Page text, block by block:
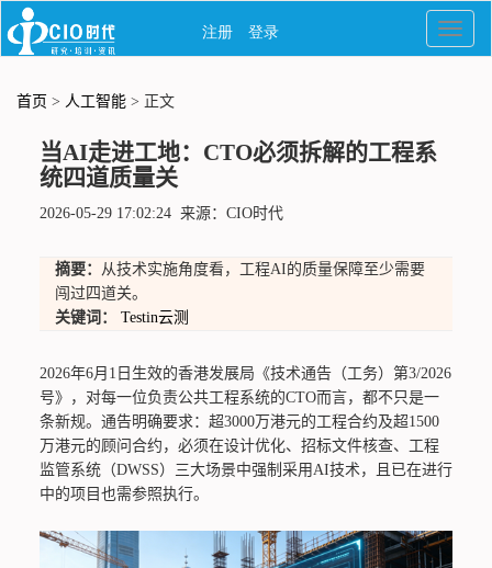
首页 > 人工智能 > 正文
当AI走进工地：CTO必须拆解的工程系
统四道质量关
2026-05-29 17:02:24 来源：CIO时代
摘要： 从技术实施角度看，工程AI的质量保障至少需要
闯过四道关。
关键词：
Testin云测
2026年6月1日生效的香港发展局《技术通告（工务）第3/2026
号》，对每一位负责公共工程系统的CTO而言，都不只是一
条新规。通告明确要求：超3000万港元的工程合约及超1500
万港元的顾问合约，必须在设计优化、招标文件核查、工程
监管系统（DWSS）三大场景中强制采用AI技术，且已在进行
中的项目也需参照执行。